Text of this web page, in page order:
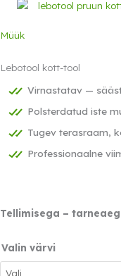
Müük
Lebotool kott-tool
Virnastatav —
Polsterdatud iste
Tugev terasraam,
Professionaalne
Tellimisega –
Valin värvi